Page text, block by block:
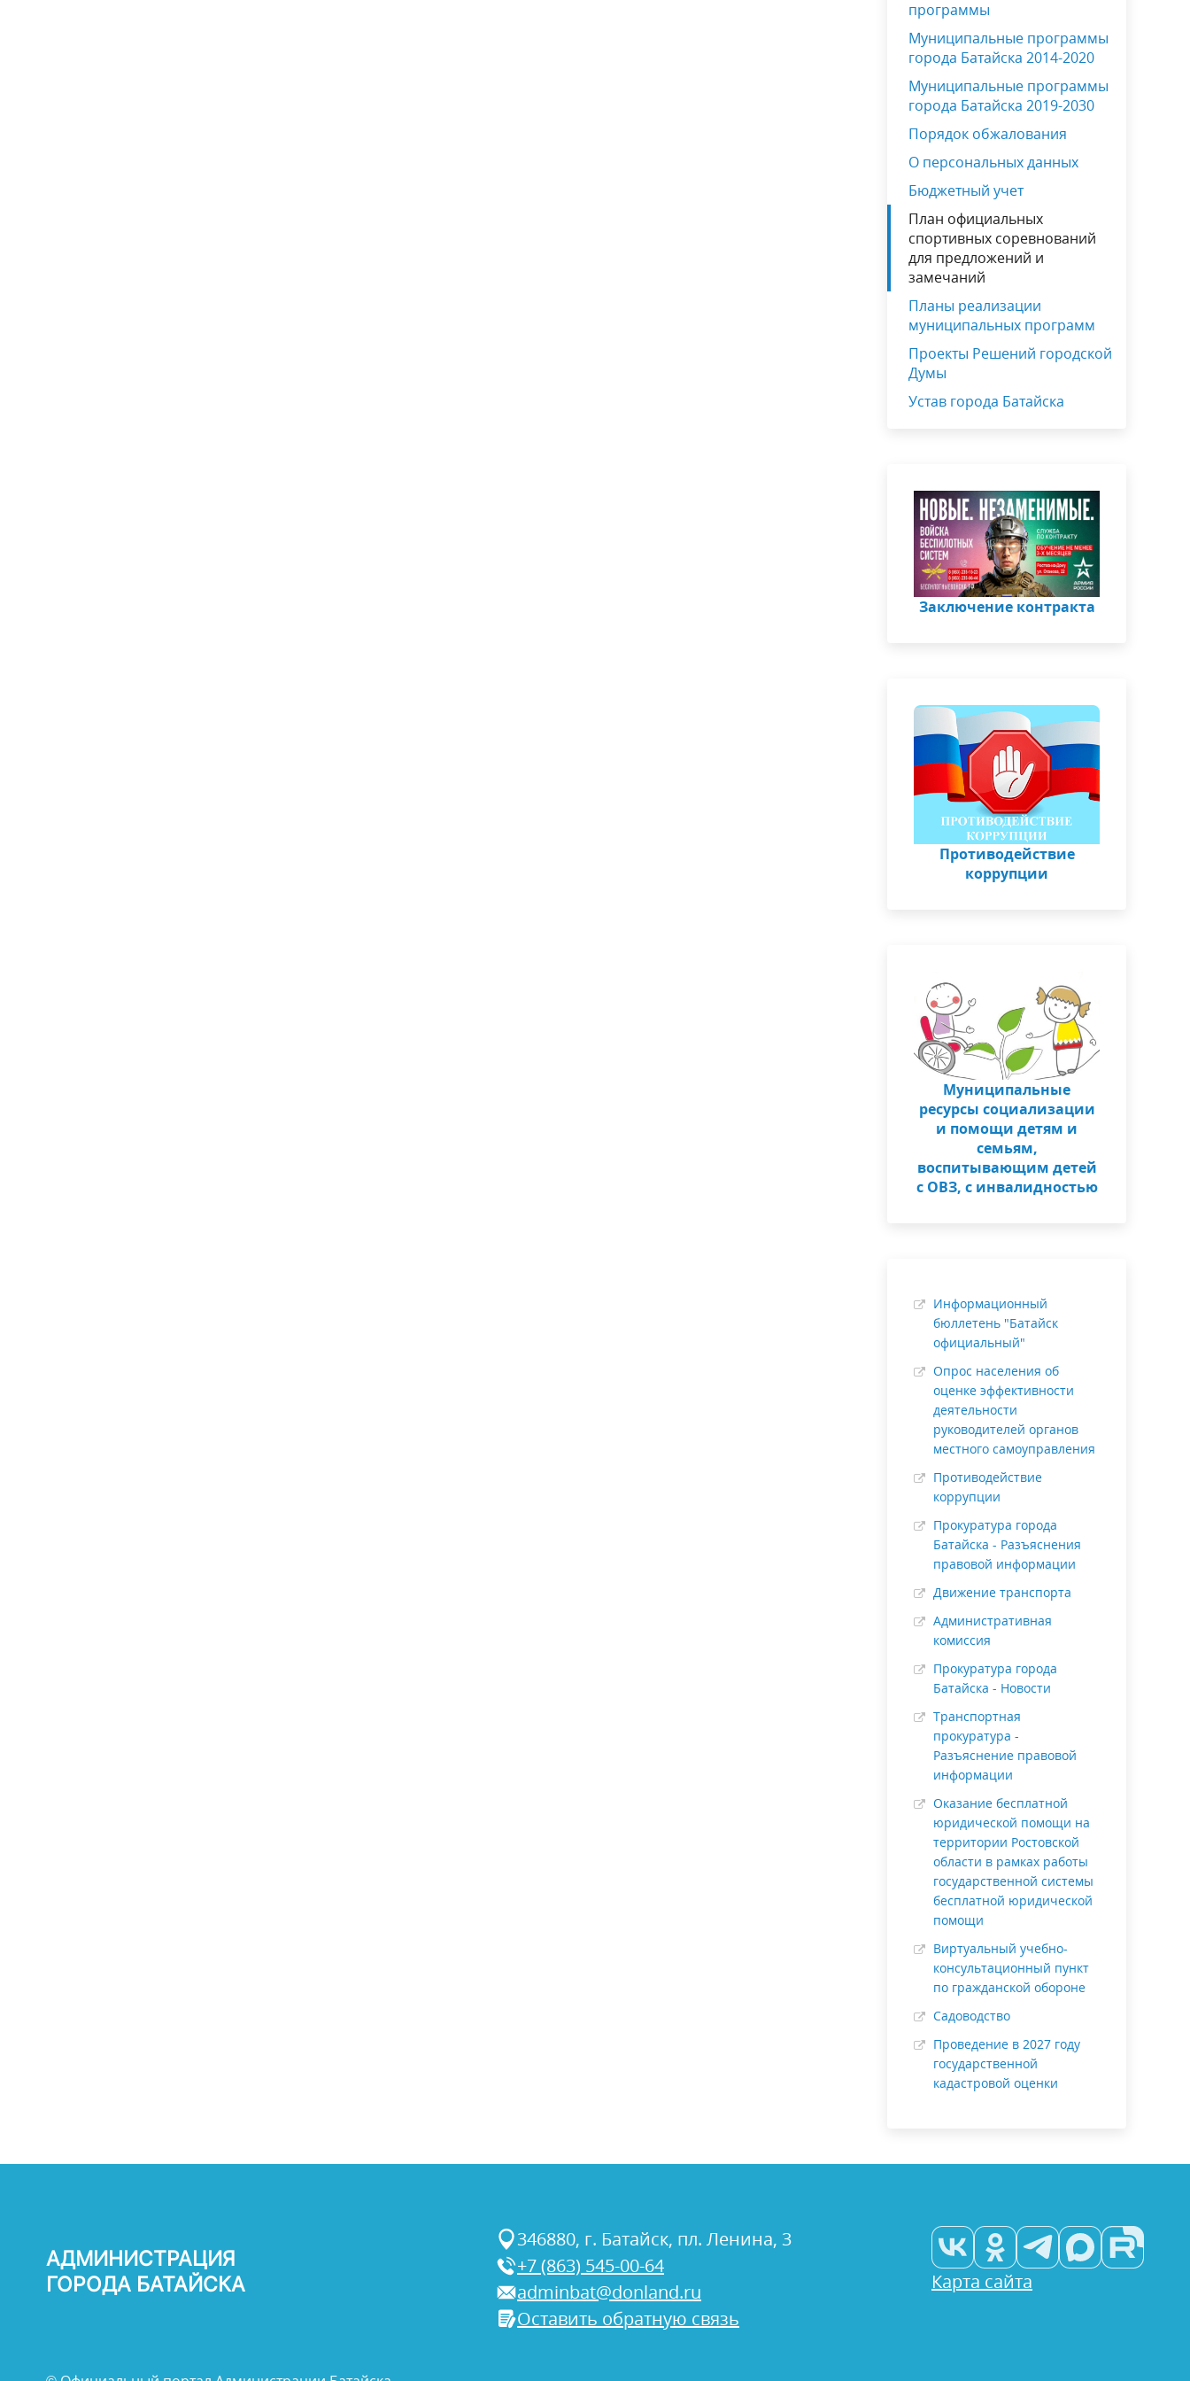
программы
Муниципальные программы
города Батайска 2014-2020
Муниципальные программы
города Батайска 2019-2030
Порядок обжалования
О персональных данных
Бюджетный учет
План официальных
спортивных соревнований
для предложений и
замечаний
Планы реализации
муниципальных программ
Проекты Решений городской
Думы
Устав города Батайска
Заключение контракта
Противодействие
коррупции
Муниципальные
ресурсы социализации
и помощи детям и
семьям,
воспитывающим детей
с ОВЗ, с инвалидностью
Информационный
бюллетень "Батайск
официальный"
Опрос населения об
оценке эффективности
деятельности
руководителей органов
местного самоуправления
Противодействие
коррупции
Прокуратура города
Батайска - Разъяснения
правовой информации
Движение транспорта
Административная
комиссия
Прокуратура города
Батайска - Новости
Транспортная
прокуратура -
Разъяснение правовой
информации
Оказание бесплатной
юридической помощи на
территории Ростовской
области в рамках работы
государственной системы
бесплатной юридической
помощи
Виртуальный учебно-
консультационный пункт
по гражданской обороне
Садоводство
Проведение в 2027 году
государственной
кадастровой оценки
АДМИНИСТРАЦИЯ
ГОРОДА БАТАЙСКА
346880, г. Батайск, пл. Ленина, 3
+7 (863) 545-00-64
adminbat@donland.ru
Оставить обратную связь
Карта сайта